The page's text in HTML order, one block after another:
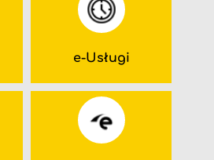
e-Usługi